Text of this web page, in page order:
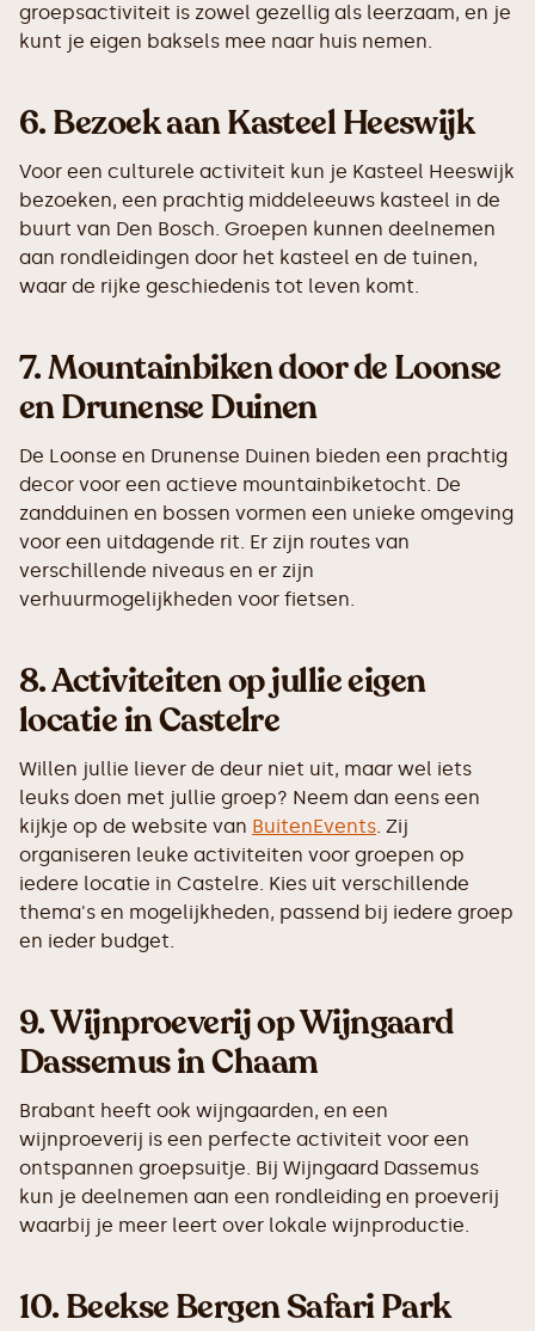
groepsactiviteit is zowel gezellig als leerzaam, en je
kunt je eigen baksels mee naar huis nemen.
6.Bezoek aan Kasteel Heeswijk
Voor een culturele activiteit kun je Kasteel Heeswijk
bezoeken, een prachtig middeleeuws kasteel in de
buurt van Den Bosch. Groepen kunnen deelnemen
aan rondleidingen door het kasteel en de tuinen,
waar de rijke geschiedenis tot leven komt.
7.Mountainbiken door de Loonse
en Drunense Duinen
De Loonse en Drunense Duinen bieden een prachtig
decor voor een actieve mountainbiketocht. De
zandduinen en bossen vormen een unieke omgeving
voor een uitdagende rit. Er zijn routes van
verschillende niveaus en er zijn
verhuurmogelijkheden voor fietsen.
8. Activiteiten op jullie eigen
locatie in Castelre
Willen jullie liever de deur niet uit, maar wel iets
leuks doen met jullie groep? Neem dan eens een
kijkje op de website van BuitenEvents. Zij
organiseren leuke activiteiten voor groepen op
iedere locatie in Castelre. Kies uit verschillende
thema's en mogelijkheden, passend bij iedere groep
en ieder budget.
9.Wijnproeverij op Wijngaard
Dassemus in Chaam
Brabant heeft ook wijngaarden, en een
wijnproeverij is een perfecte activiteit voor een
ontspannen groepsuitje. Bij Wijngaard Dassemus
kun je deelnemen aan een rondleiding en proeverij
waarbij je meer leert over lokale wijnproductie.
10.Beekse Bergen Safari Park